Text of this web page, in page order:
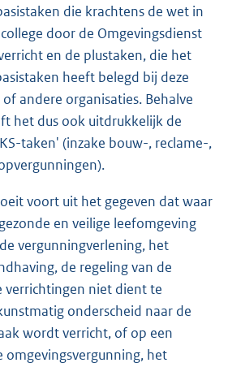
die krachtens de wet in
door de Omgevingsdienst
en de plustaken, die het
heeft belegd bij deze
andere organisaties. Behalve
het dus ook uitdrukkelijk de
taken' (inzake bouw-, reclame-,
voort uit het gegeven dat waar
en veilige leefomgeving
vergunningverlening, het
de regeling van de
verrichtingen niet dient te
onderscheid naar de
wordt verricht, of op een
omgevingsvergunning, het